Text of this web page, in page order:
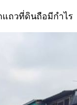
แถวที่ดินถือมีกำไร